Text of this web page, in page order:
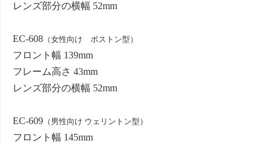
レンズ部分の横幅 52mm
EC-608 （女性向け ボストン型）
フロント幅 139mm
フレーム高さ 43mm
レンズ部分の横幅 52mm
EC-609 （男性向け ウェリントン型）
フロント幅 145mm